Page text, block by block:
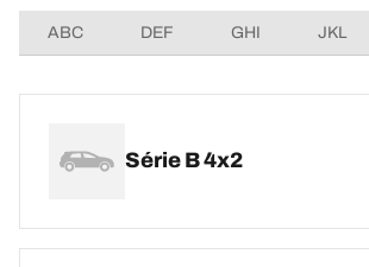
ABC DEF GHI JKL
Série B 4x2